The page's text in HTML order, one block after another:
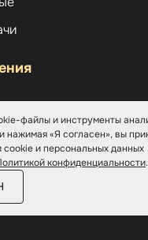
файлы и инструменты
нажимая «Я согласен», вы
cookie и персональных данных
конфиденциальности.